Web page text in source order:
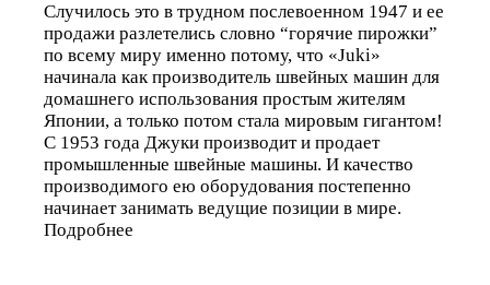
Случилось это в трудном послевоенном 1947 и ее
продажи разлетелись словно “горячие пирожки”
по всему миру именно потому, что «Juki»
начинала как производитель швейных машин для
домашнего использования простым жителям
Японии, а только потом стала мировым гигантом!
С 1953 года Джуки производит и продает
промышленные швейные машины. И качество
производимого ею оборудования постепенно
начинает занимать ведущие позиции в мире.
Подробнее